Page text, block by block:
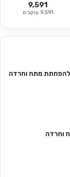
9,591
9,591 עוקבים
מתח וחרדה
וחרדה